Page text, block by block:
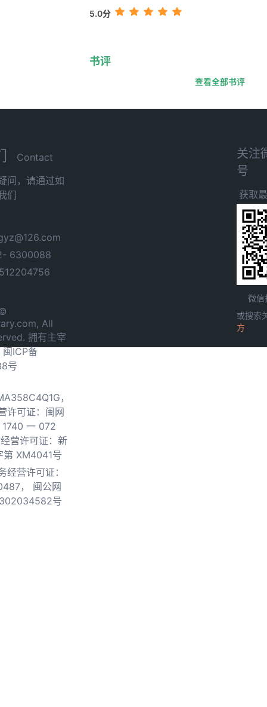
5.0分
书评
查看全部书评
Contact
问，请通过如
们
6300088
All
拥有主宰
闽ICP备
号
，
许可证：闽网
一 072
营许可证：新
第 XM4041号
经营许可证：
，
闽公网
号
关注
号
获取
微信
或搜索
方